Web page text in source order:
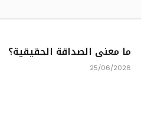
ما معنى الصداقة الحقيقية؟
25/06/2026